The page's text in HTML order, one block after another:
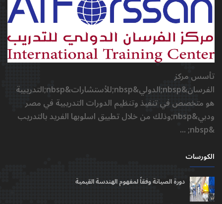
تأسس مركز
الفرسان&nbsp;الدولي&nbsp;للأستشارات&nbsp;التدريبية
هو متخصص في تنفيذ وتنظيم الدورات التدريبية في مصر
ودبي&nbsp;وذلك من خلال تطبيق اسلوبها الفريد بالتدريب
&nbsp; ...
الكورسات
دورة الصيانة وفقاً لمفهوم الهندسة القيمية